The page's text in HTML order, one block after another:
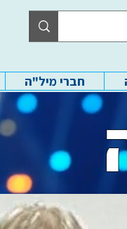
חברי מיל"ה